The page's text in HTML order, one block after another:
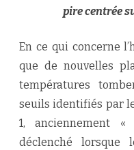
pire centrée
En ce qui concerne
que de nouvelles
températures
seuils identifiés par
1, anciennement
déclenché lorsque